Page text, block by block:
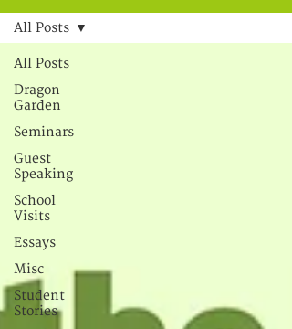
All Posts
Dragon
Garden
Seminars
Guest
Speaking
School
Visits
Essays
Misc
Student
Stories
All Posts